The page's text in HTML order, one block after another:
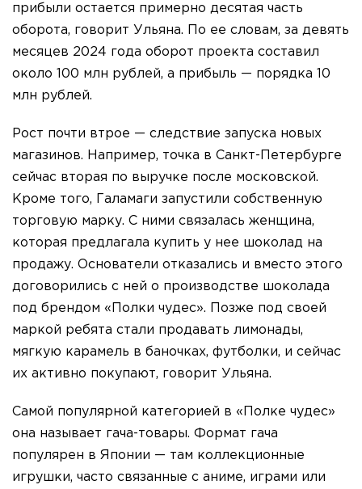
прибыли остается примерно десятая часть
оборота, говорит Ульяна. По ее словам, за девять
месяцев 2024 года оборот проекта составил
около 100 млн рублей, а прибыль — порядка 10
млн рублей.
Рост почти втрое — следствие запуска новых
магазинов. Например, точка в Санкт-Петербурге
сейчас вторая по выручке после московской.
Кроме того, Галамаги запустили собственную
торговую марку. С ними связалась женщина,
которая предлагала купить у нее шоколад на
продажу. Основатели отказались и вместо этого
договорились с ней о производстве шоколада
под брендом «Полки чудес». Позже под своей
маркой ребята стали продавать лимонады,
мягкую карамель в баночках, футболки, и сейчас
их активно покупают, говорит Ульяна.
Самой популярной категорией в «Полке чудес»
она называет гача-товары. Формат гача
популярен в Японии — там коллекционные
игрушки, часто связанные с аниме, играми или